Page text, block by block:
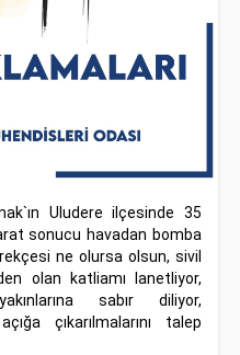
Uludere ilçesinde 35
sonucu havadan bomba
ne olursa olsun, sivil
olan katliamı lanetliyor,
sabır diliyor,
çıkarılmalarını talep